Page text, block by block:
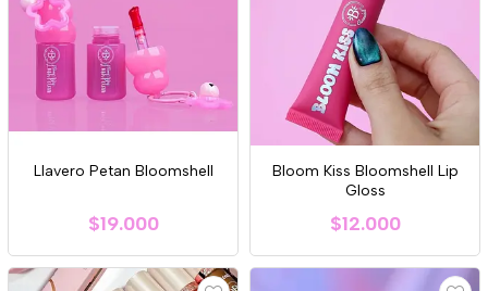
Llavero Petan Bloomshell
$19.000
Bloom Kiss Bloomshell Lip
Gloss
$12.000